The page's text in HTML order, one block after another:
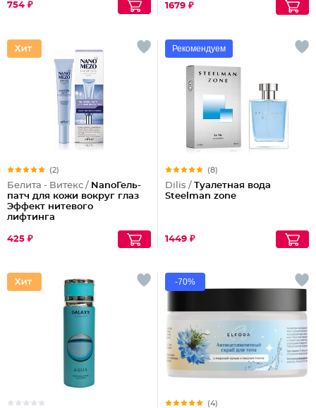
754 ₽ 1679 ₽
(2)
Белита - Витекс / NanoГель-
патч для кожи вокруг глаз
Эффект нитевого
лифтинга
425 ₽
Рекомендуем
(8)
Dilis / Туалетная вода
Steelman zone
1449 ₽
-70%
(4)